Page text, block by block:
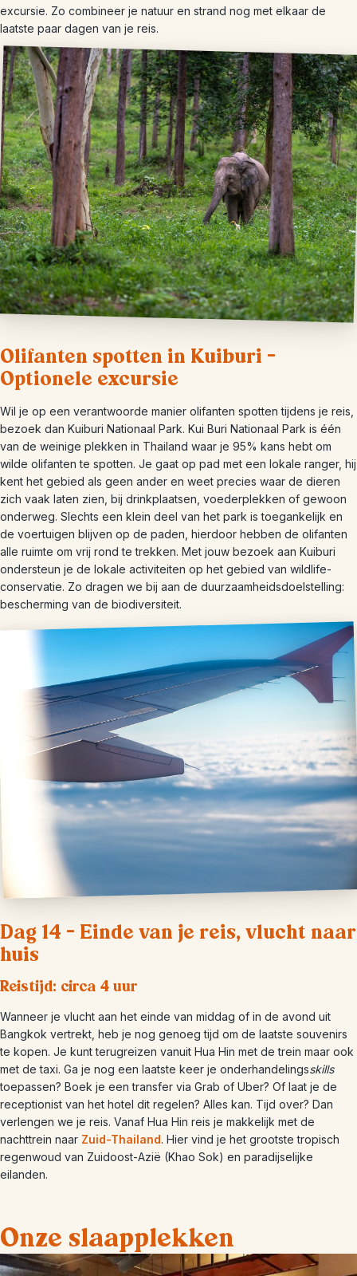
excursie. Zo combineer je natuur en strand nog met elkaar de
laatste paar dagen van je reis.
Olifanten spotten in Kuiburi –
Optionele excursie
Wil je op een verantwoorde manier olifanten spotten tijdens je reis,
bezoek dan Kuiburi Nationaal Park. Kui Buri Nationaal Park is één
van de weinige plekken in Thailand waar je 95% kans hebt om
wilde olifanten te spotten. Je gaat op pad met een lokale ranger, hij
kent het gebied als geen ander en weet precies waar de dieren
zich vaak laten zien, bij drinkplaatsen, voederplekken of gewoon
onderweg. Slechts een klein deel van het park is toegankelijk en
de voertuigen blijven op de paden, hierdoor hebben de olifanten
alle ruimte om vrij rond te trekken. Met jouw bezoek aan Kuiburi
ondersteun je de lokale activiteiten op het gebied van wildlife-
conservatie. Zo dragen we bij aan de duurzaamheidsdoelstelling:
bescherming van de biodiversiteit.
Dag 14 – Einde van je reis, vlucht naar
huis
Reistijd: circa 4 uur
Wanneer je vlucht aan het einde van middag of in de avond uit
Bangkok vertrekt, heb je nog genoeg tijd om de laatste souvenirs
te kopen. Je kunt terugreizen vanuit Hua Hin met de trein maar ook
met de taxi. Ga je nog een laatste keer je onderhandelingsskills
toepassen? Boek je een transfer via Grab of Uber? Of laat je de
receptionist van het hotel dit regelen? Alles kan. Tijd over? Dan
verlengen we je reis. Vanaf Hua Hin reis je makkelijk met de
nachttrein naar Zuid-Thailand. Hier vind je het grootste tropisch
regenwoud van Zuidoost-Azië (Khao Sok) en paradijselijke
eilanden.
Onze slaapplekken